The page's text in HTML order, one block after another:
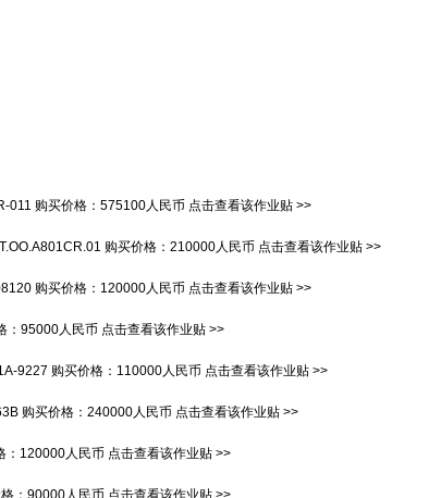
011 购买价格： 575100人民币 点击查看该作业贴 >>
购买价格： 210000人民币 点击查看该作业贴 >>
购买价格： 120000人民币 点击查看该作业贴 >>
： 95000人民币 点击查看该作业贴 >>
9227 购买价格： 110000人民币 点击查看该作业贴 >>
购买价格： 240000人民币 点击查看该作业贴 >>
： 120000人民币 点击查看该作业贴 >>
： 90000人民币 点击查看该作业贴 >>